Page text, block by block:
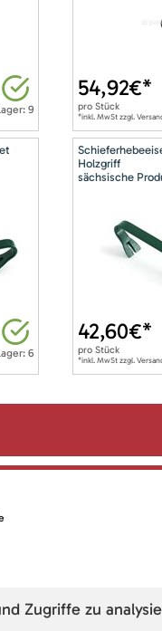
9
54,92€*
pro Stück
*inkl. MwSt zzgl.
6
Holzgriff
sächsische
42,60€*
pro Stück
*inkl. MwSt zzgl.
Zugriffe zu